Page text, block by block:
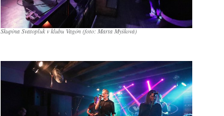
Skupina Svatopluk v klubu Vagón (foto: Marta Myšková)